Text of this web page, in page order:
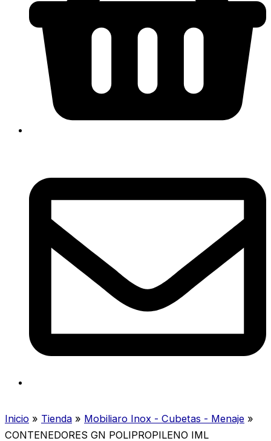
Inicio » Tienda » Mobiliaro Inox - Cubetas - Menaje »
CONTENEDORES GN POLIPROPILENO IML